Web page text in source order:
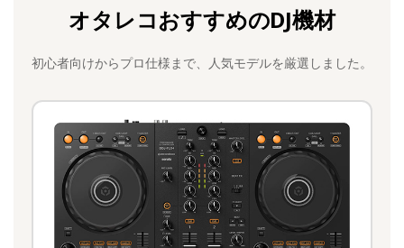
b
o
o
k
o
d
o
n
l
オタレコおすすめのDJ機材
初心者向けからプロ仕様まで、人気モデルを厳選しました。